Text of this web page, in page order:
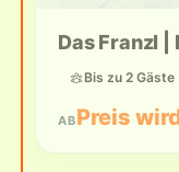
Das Franzl |
Bis zu 2 Gäste
ABPreis